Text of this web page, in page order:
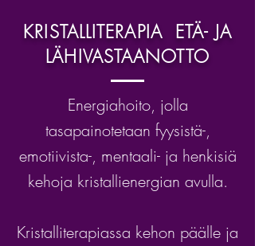
KRISTALLITERAPIA ETÄ- JA
LÄHIVASTAANOTTO
Energiahoito, jolla
tasapainotetaan fyysistä-,
emotiivista-, mentaali- ja henkisiä
kehoja kristallienergian avulla.
Kristalliterapiassa kehon päälle ja